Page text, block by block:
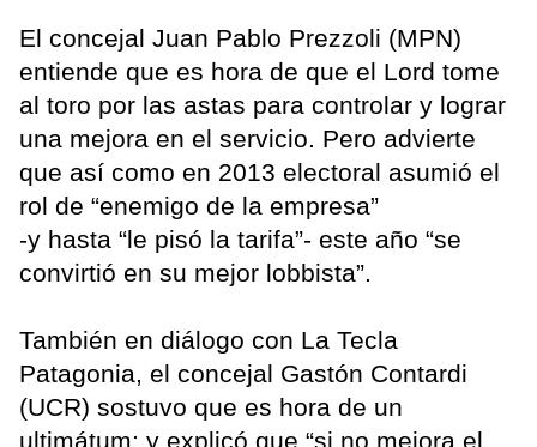
El concejal Juan Pablo Prezzoli (MPN)
entiende que es hora de que el Lord tome
al toro por las astas para controlar y lograr
una mejora en el servicio. Pero advierte
que así como en 2013 electoral asumió el
rol de “enemigo de la empresa”
-y hasta “le pisó la tarifa”- este año “se
convirtió en su mejor lobbista”.
También en diálogo con La Tecla
Patagonia, el concejal Gastón Contardi
(UCR) sostuvo que es hora de un
ultimátum; y explicó que “si no mejora el